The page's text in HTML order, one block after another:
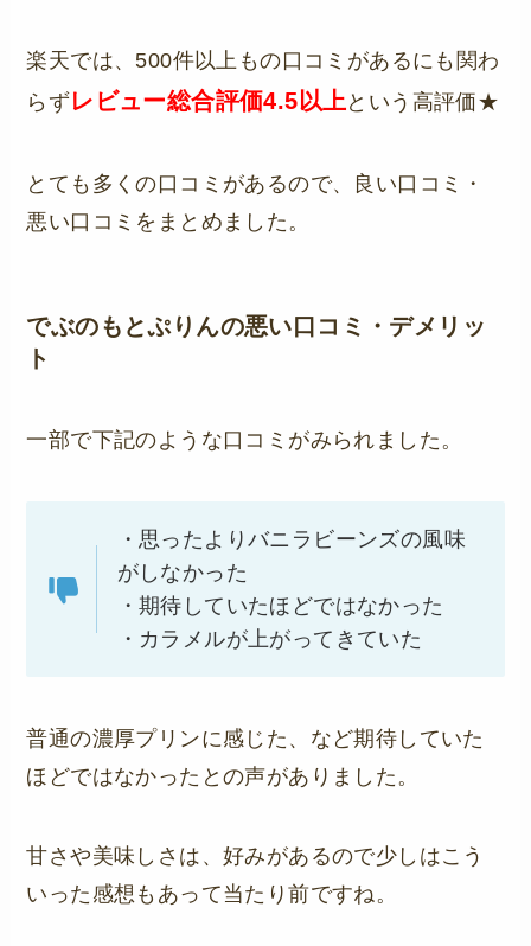
楽天では、500件以上もの口コミがあるにも関わ
らずレビュー総合評価4.5以上という高評価★
とても多くの口コミがあるので、良い口コミ・
悪い口コミをまとめました。
でぶのもとぷりんの悪い口コミ・デメリッ
ト
一部で下記のような口コミがみられました。
・思ったよりバニラビーンズの風味
がしなかった
・期待していたほどではなかった
・カラメルが上がってきていた
普通の濃厚プリンに感じた、など期待していた
ほどではなかったとの声がありました。
甘さや美味しさは、好みがあるので少しはこう
いった感想もあって当たり前ですね。